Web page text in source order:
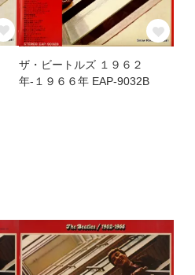
ザ・ビートルズ １９６２
年-１９６６年 EAP-9032B